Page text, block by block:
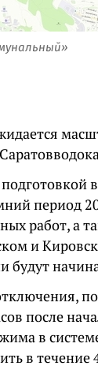
период
работ, а
и
будут
после
в
в течение